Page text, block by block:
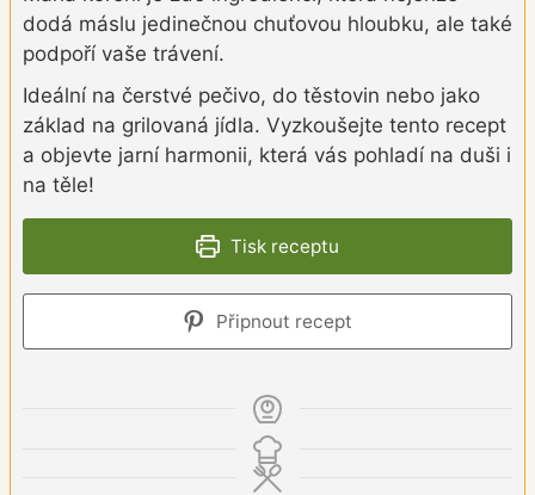
dodá máslu jedinečnou chuťovou hloubku, ale také
podpoří vaše trávení.
Ideální na čerstvé pečivo, do těstovin nebo jako
základ na grilovaná jídla. Vyzkoušejte tento recept
a objevte jarní harmonii, která vás pohladí na duši i
na těle!
Tisk receptu
Připnout recept